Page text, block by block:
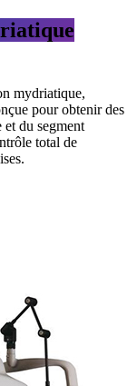
mydriatique,
pour obtenir des
et du segment
total de